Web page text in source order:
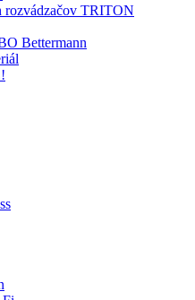
rozvádzačov TRITON
Bettermann